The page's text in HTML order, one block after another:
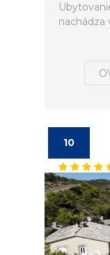
nachádza
10